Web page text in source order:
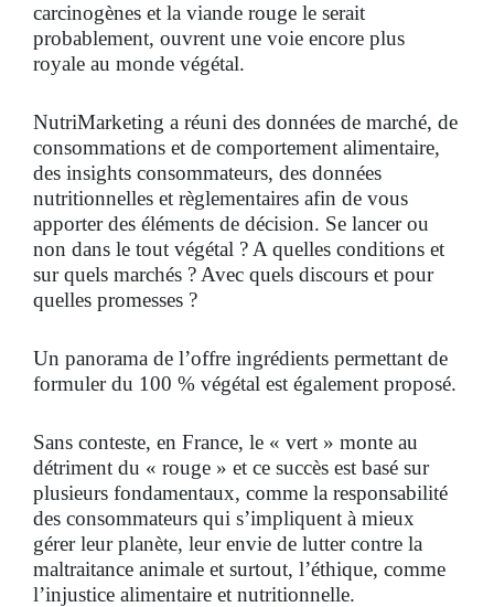
carcinogènes et la viande rouge le serait
probablement, ouvrent une voie encore plus
royale au monde végétal.
NutriMarketing a réuni des données de marché, de
consommations et de comportement alimentaire,
des insights consommateurs, des données
nutritionnelles et règlementaires afin de vous
apporter des éléments de décision. Se lancer ou
non dans le tout végétal ? A quelles conditions et
sur quels marchés ? Avec quels discours et pour
quelles promesses ?
Un panorama de l’offre ingrédients permettant de
formuler du 100 % végétal est également proposé.
Sans conteste, en France, le « vert » monte au
détriment du « rouge » et ce succès est basé sur
plusieurs fondamentaux, comme la responsabilité
des consommateurs qui s’impliquent à mieux
gérer leur planète, leur envie de lutter contre la
maltraitance animale et surtout, l’éthique, comme
l’injustice alimentaire et nutritionnelle.